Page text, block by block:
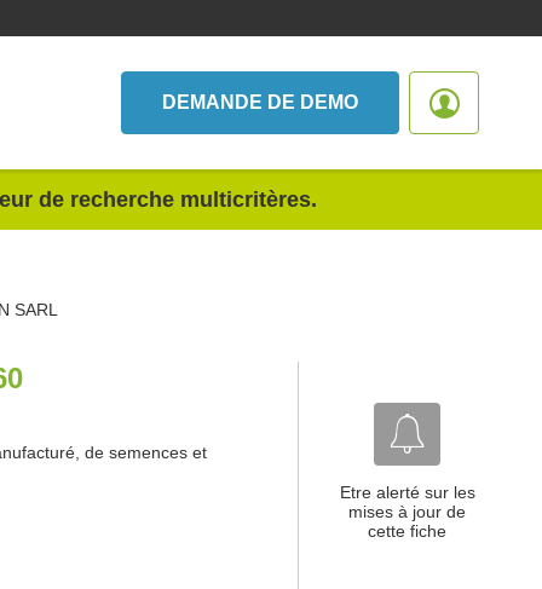
DEMANDE DE DEMO
de recherche multicritères.
SARL
de semences et
Etre alerté sur les
mises à jour de
cette fiche